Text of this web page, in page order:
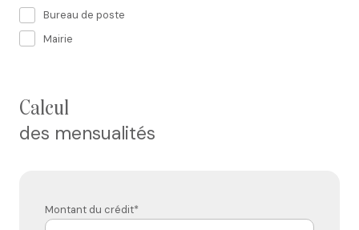
Bureau de poste
Mairie
calcul
des mensualités
Montant du crédit*